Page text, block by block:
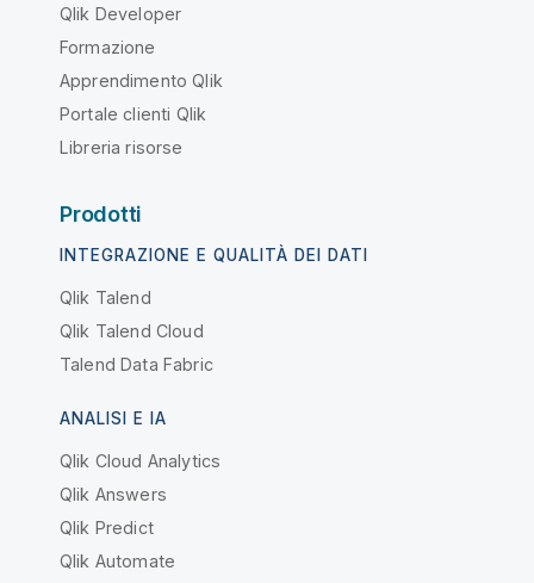
Qlik Developer
Formazione
Apprendimento Qlik
Portale clienti Qlik
Libreria risorse
Prodotti
INTEGRAZIONE E QUALITÀ DEI DATI
Qlik Talend
Qlik Talend Cloud
Talend Data Fabric
ANALISI E IA
Qlik Cloud Analytics
Qlik Answers
Qlik Predict
Qlik Automate